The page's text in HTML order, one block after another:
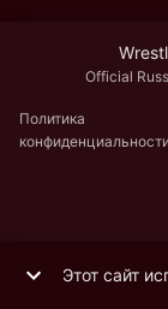
Official
Политика
Этот сайт